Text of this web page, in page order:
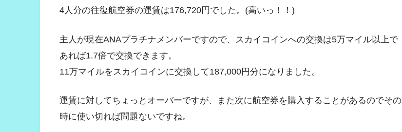
4人分の往復航空券の運賃は176,720円でした。(高いっ！！)
主人が現在ANAプラチナメンバーですので、スカイコインへの交換は5万マイル以上で
あれば1.7倍で交換できます。
11万マイルをスカイコインに交換して187,000円分になりました。
運賃に対してちょっとオーバーですが、また次に航空券を購入することがあるのでその
時に使い切れば問題ないですね。